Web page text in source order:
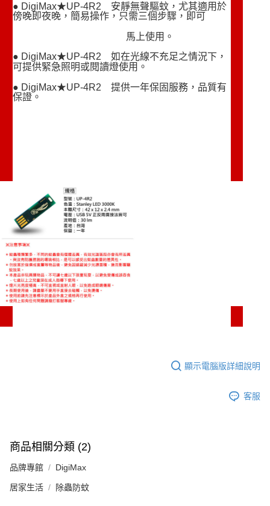
● DigiMax★UP-4R2 安靜無聲驅蚊，尤其適用於
傍晚即夜晚，簡易操作，只需三個步驟，即可
馬上使用。
● DigiMax★UP-4R2 如在光線不充足之情況下，
可提供緊急照明或閱讀燈使用。
● DigiMax★UP-4R2 提供一年保固服務，品質有
保證。
顯示電腦版詳細說明
客服
商品相關分類 (2)
品牌專館 DigiMax
居家生活 除蟲防蚊